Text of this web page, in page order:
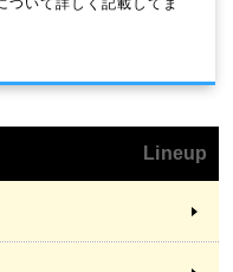
ついて詳しく記載してま
Lineup